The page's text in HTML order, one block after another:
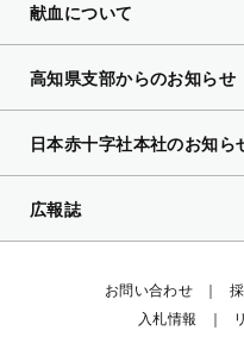
献血について
高知県支部からのお知らせ
日本赤十字社本社のお知ら
広報誌
お問い合わせ
入札情報